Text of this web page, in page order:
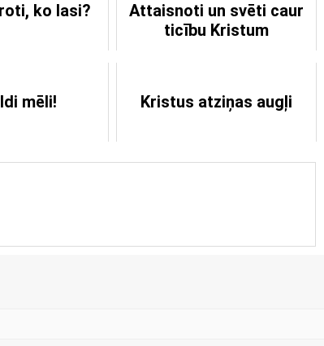
ko lasi?
Attaisnoti un svēti caur
ticību Kristum
mēli! Kristus atziņas augļi